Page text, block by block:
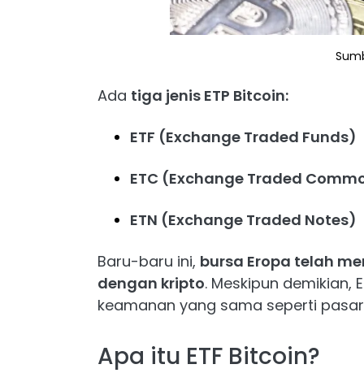
Ada tiga jenis ETP Bitcoin:
ETF (Exchange Traded Funds)
ETC (Exchange Traded
ETN (Exchange Traded Notes)
Baru-baru ini, bursa Eropa telah
dengan kripto. Meskipun demikian,
keamanan yang sama seperti
Apa itu ETF Bitcoin?